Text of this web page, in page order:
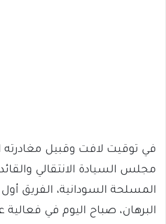
في توقيت لافت وقبيل مغادرته
مجلس السيادة الانتقالي
المسلحة السودانية، الفريق
البرهان، صباح اليوم في